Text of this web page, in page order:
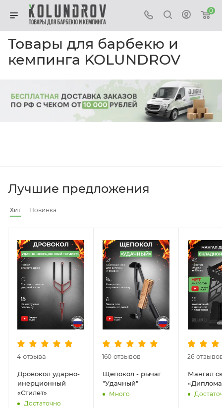
0
Товары для барбекю и
кемпинга KOLUNDROV
Лучшие предложения
Хит Новинка
4 отзыва
Дровокол ударно-
инерционный
«Стилет»
Достаточно
160 отзывов
Щепокол - рычаг
"Удачный"
Много
26
Мангал